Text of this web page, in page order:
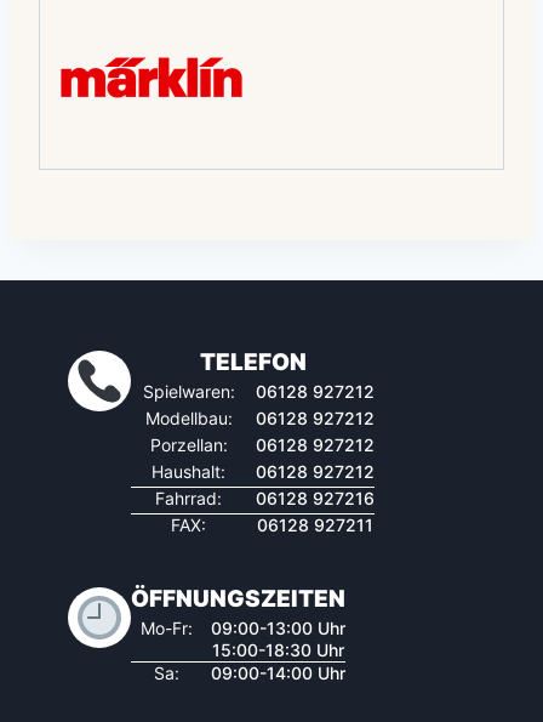
TELEFON
Spielwaren:
06128 927212
Modellbau:
06128 927212
Porzellan:
06128 927212
Haushalt:
06128 927212
Fahrrad:
06128 927216
FAX:
06128 927211
ÖFFNUNGSZEITEN
Mo-Fr:
09:00-13:00 Uhr
15:00-18:30 Uhr
Sa:
09:00-14:00 Uhr